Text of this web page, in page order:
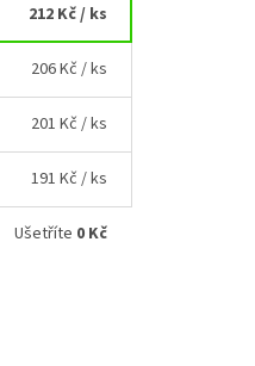
212 Kč/ ks
206 Kč / ks
201 Kč / ks
191 Kč / ks
Ušetříte 0 Kč